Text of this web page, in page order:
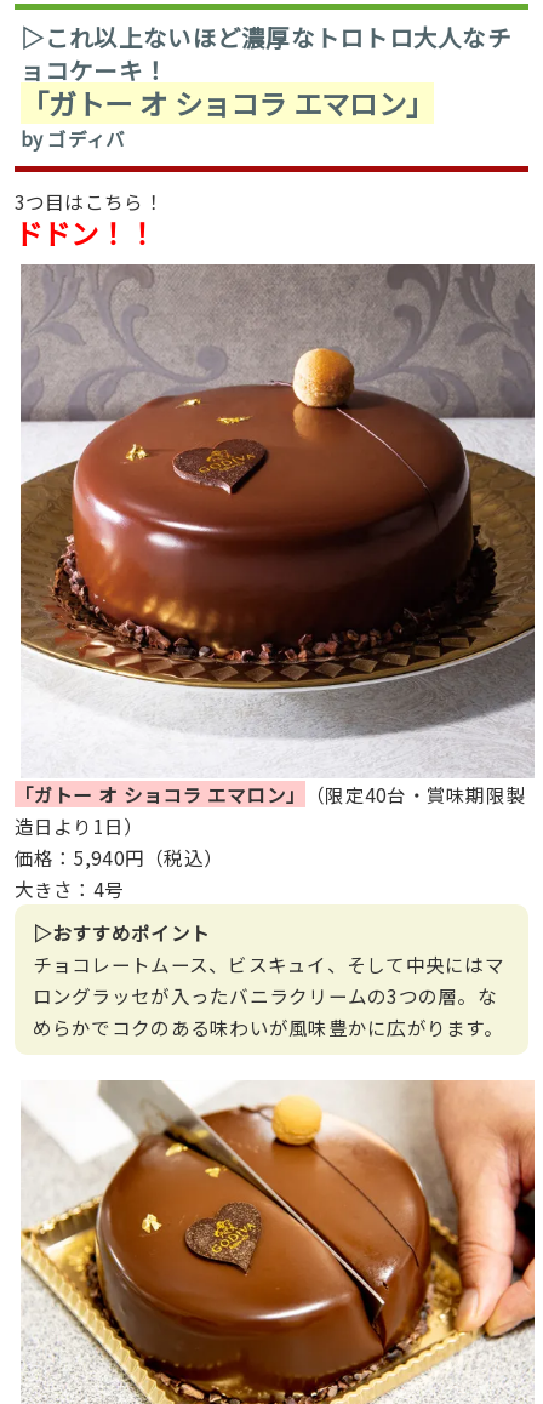
▷これ以上ないほど濃厚なトロトロ大人なチ
ョコケーキ！
「ガトー オ ショコラ エマロン」
by ゴディバ
3つ目はこちら！
ドドン！！
「ガトー オ ショコラ エマロン」
（限定40台・賞味期限製
造日より1日）
価格：5,940円（税込）
大きさ：4号
▷おすすめポイント
チョコレートムース、ビスキュイ、そして中央にはマ
ロングラッセが入ったバニラクリームの3つの層。な
めらかでコクのある味わいが風味豊かに広がります。